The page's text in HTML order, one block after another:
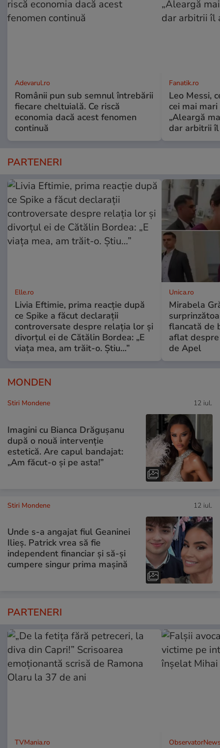
Adevarul.ro
Românii pun sub semnul întrebării
fiecare cheltuială. Ce riscă
economia dacă acest fenomen
continuă
Fanatik.ro
Leo Messi,
cei mai
„Aleargă
dar arbitrii îl
PARTENERI
Elle.ro
Livia Eftimie, prima reacție după
ce Spike a făcut declarații
controversate despre relația lor și
divorțul ei de Cătălin Bordea: „E
viața mea, am trăit-o. Știu…”
Unica.ro
Mirabela
flancată de
aflat
de Apel
MONDEN
Stiri Mondene 12 iul.
Imagini cu Bianca Drăgușanu
după o nouă intervenție
estetică. Are capul bandajat:
„Am făcut-o și pe asta!”
Stiri Mondene 12 iul.
Unde s-a angajat fiul Geaninei
Ilieș. Patrick vrea să fie
independent financiar și să-și
cumpere singur prima mașină
PARTENERI
TVMania.ro